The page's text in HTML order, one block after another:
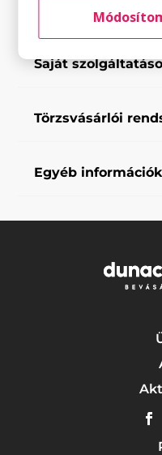
Elfogadott fizetési
Saját
Törzsvásárlói
Egyéb információk